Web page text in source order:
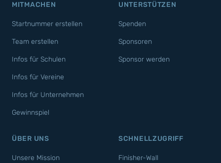
MITMACHEN
Startnummer erstellen
Team erstellen
Infos für Schulen
Infos für Vereine
Infos für Unternehmen
Gewinnspiel
UNTERSTÜTZEN
Spenden
Sponsoren
Sponsor werden
ÜBER UNS
Unsere Mission
SCHNELLZUGRIFF
Finisher-Wall